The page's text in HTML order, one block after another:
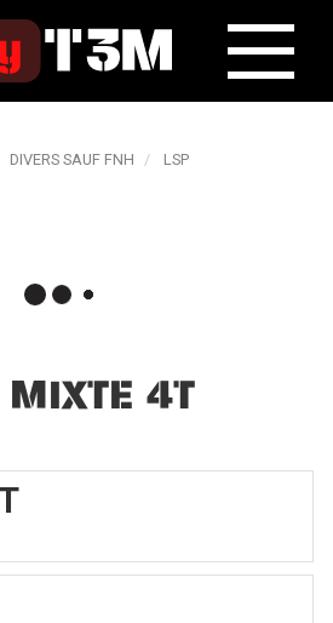
DIVERS SAUF FNH
LSP
MIXTE 4T